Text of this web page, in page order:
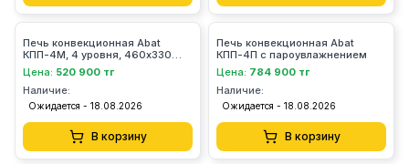
Печь конвекционная Abat
КПП-4М, 4 уровня, 460х330
мм, нерж. камера, нерж.
корпус, эл/мех
Цена: 520 900 тг
Наличие:
Ожидается - 18.08.2026
В корзину
Печь конвекционная Abat
КПП-4П с пароувлажнением
Цена: 784 900 тг
Наличие:
Ожидается - 18.08.2026
В корзину